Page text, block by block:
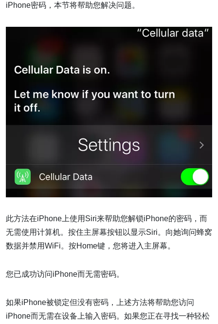
iPhone密码，本节将帮助您解决问题。
此方法在iPhone上使用Siri来帮助您解锁iPhone的密码，而
无需使用计算机。按住主屏幕按钮以显示Siri。向她询问蜂窝
数据并禁用WiFi。按Home键，您将进入主屏幕。
您已成功访问iPhone而无需密码。
如果iPhone被锁定但没有密码，上述方法将帮助您访问
iPhone而无需在设备上输入密码。如果您正在寻找一种轻松